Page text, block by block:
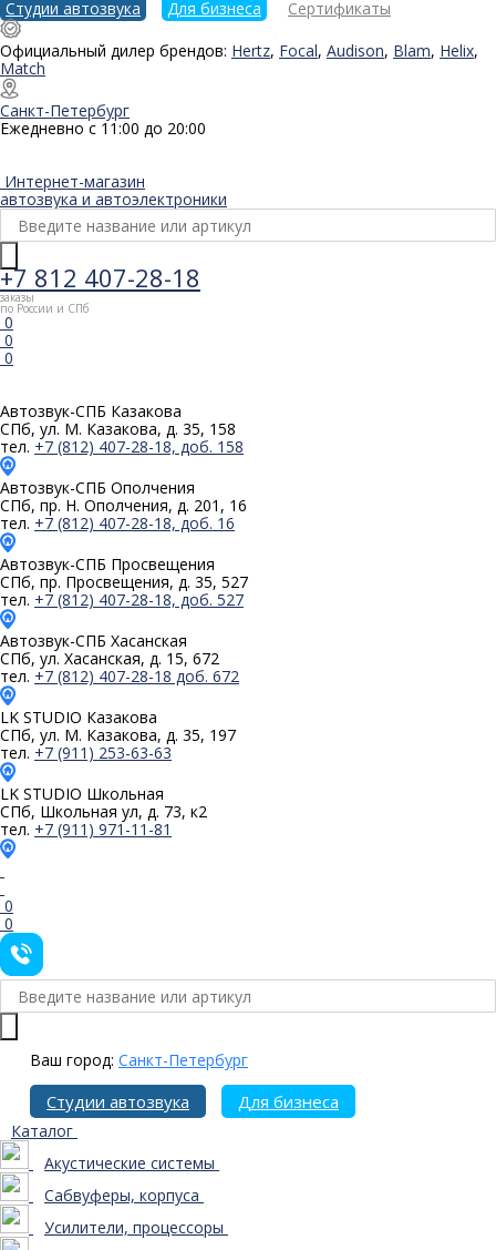
Студии автозвука Для бизнеса
Сертификаты
Официальный дилер брендов: Hertz, Focal, Audison, Blam, Helix,
Match
Санкт-Петербург
Ежедневно с 11:00 до 20:00
Интернет-магазин
автозвука и автоэлектроники
+7 812 407-28-18
заказы
по России и СПб
0
0
0
Автозвук-СПБ Казакова
СПб, ул. М. Казакова, д. 35, 158
тел. +7 (812) 407-28-18, доб. 158
Автозвук-СПБ Ополчения
СПб, пр. Н. Ополчения, д. 201, 16
тел. +7 (812) 407-28-18, доб. 16
Автозвук-СПБ Просвещения
СПб, пр. Просвещения, д. 35, 527
тел. +7 (812) 407-28-18, доб. 527
Автозвук-СПБ Хасанская
СПб, ул. Хасанская, д. 15, 672
тел. +7 (812) 407-28-18 доб. 672
LK STUDIO Казакова
СПб, ул. М. Казакова, д. 35, 197
тел. +7 (911) 253-63-63
LK STUDIO Школьная
СПб, Школьная ул, д. 73, к2
тел. +7 (911) 971-11-81
0
0
Ваш город: Санкт-Петербург
Студии автозвука Для бизнеса
Каталог
Акустические системы
Сабвуферы, корпуса
Усилители, процессоры